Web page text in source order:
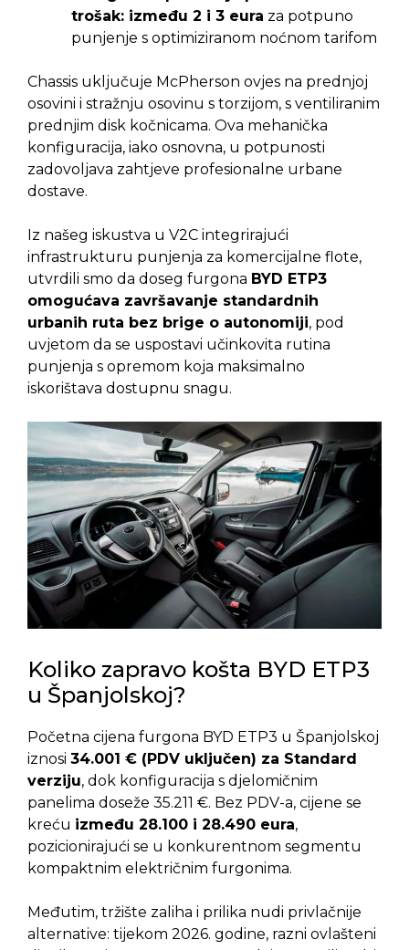
trošak: između 2 i 3 eura za potpuno
punjenje s optimiziranom noćnom tarifom
Chassis uključuje McPherson ovjes na prednjoj
osovini i stražnju osovinu s torzijom, s ventiliranim
prednjim disk kočnicama. Ova mehanička
konfiguracija, iako osnovna, u potpunosti
zadovoljava zahtjeve profesionalne urbane
dostave.
Iz našeg iskustva u V2C integrirajući
infrastrukturu punjenja za komercijalne flote,
utvrdili smo da doseg furgona BYD ETP3
omogućava završavanje standardnih
urbanih ruta bez brige o autonomiji, pod
uvjetom da se uspostavi učinkovita rutina
punjenja s opremom koja maksimalno
iskorištava dostupnu snagu.
Koliko zapravo košta BYD ETP3
u Španjolskoj?
Početna cijena furgona BYD ETP3 u Španjolskoj
iznosi 34.001 € (PDV uključen) za Standard
verziju, dok konfiguracija s djelomičnim
panelima doseže 35.211 €. Bez PDV-a, cijene se
kreću između 28.100 i 28.490 eura,
pozicionirajući se u konkurentnom segmentu
kompaktnim električnim furgonima.
Međutim, tržište zaliha i prilika nudi privlačnije
alternative: tijekom 2026. godine, razni ovlašteni